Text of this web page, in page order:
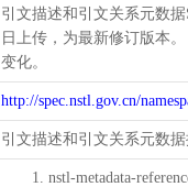
引文描述和引文关系元数据
日上传，为最新修订版本
变化。
http://spec.nstl.gov.cn/
引文描述和引文关系元数
1. nstl-metadata-